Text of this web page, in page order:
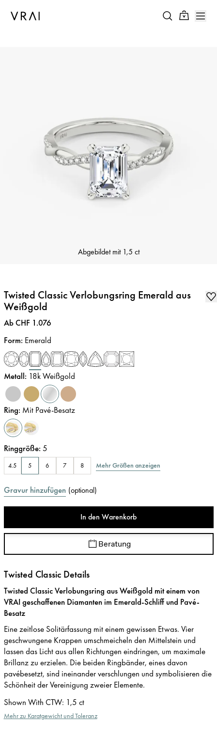
Abgebildet mit 1,5 ct
Twisted Classic Verlobungsring Emerald aus
Weißgold
Preis:
Ab CHF 1.076
Form: Emerald
Metall: 18k Weißgold
Ring: Mit Pavé-Besatz
Ringgröße: 5
4.5 5 6 7 8 Mehr Größen anzeigen
Gravur hinzufügen (optional)
In den Warenkorb
Beratung
Twisted Classic Details
Twisted Classic Verlobungsring aus Weißgold mit einem von
VRAI geschaffenen Diamanten im Emerald-Schliff und Pavé-
Besatz
Eine zeitlose Solitärfassung mit einem gewissen Etwas. Vier
geschwungene Krappen umschmeicheln den Mittelstein und
lassen das Licht aus allen Richtungen eindringen, um maximale
Brillanz zu erzielen. Die beiden Ringbänder, eines davon
pavébesetzt, sind ineinander verschlungen und symbolisieren die
Schönheit der Vereinigung zweier Elemente.
Shown With CTW: 1,5 ct
Mehr zu Karatgewicht und Toleranz